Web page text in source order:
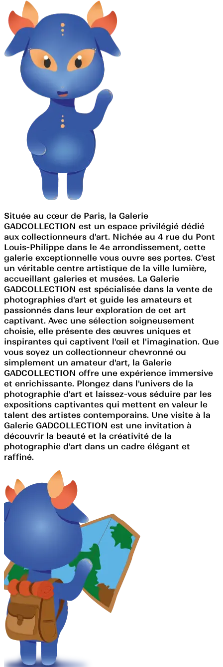
Située au cœur de Paris, la Galerie
GADCOLLECTION est un espace privilégié dédié
aux collectionneurs d'art. Nichée au 4 rue du Pont
Louis-Philippe dans le 4e arrondissement, cette
galerie exceptionnelle vous ouvre ses portes. C'est
un véritable centre artistique de la ville lumière,
accueillant galeries et musées. La Galerie
GADCOLLECTION est spécialisée dans la vente de
photographies d'art et guide les amateurs et
passionnés dans leur exploration de cet art
captivant. Avec une sélection soigneusement
choisie, elle présente des œuvres uniques et
inspirantes qui captivent l'œil et l'imagination. Que
vous soyez un collectionneur chevronné ou
simplement un amateur d'art, la Galerie
GADCOLLECTION offre une expérience immersive
et enrichissante. Plongez dans l'univers de la
photographie d'art et laissez-vous séduire par les
expositions captivantes qui mettent en valeur le
talent des artistes contemporains. Une visite à la
Galerie GADCOLLECTION est une invitation à
découvrir la beauté et la créativité de la
photographie d'art dans un cadre élégant et
raffiné.